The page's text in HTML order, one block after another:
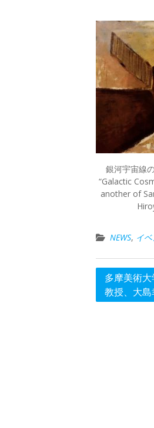
銀河宇宙線
“Galactic
another of
NEWS, イ
投
稿
多摩美術
教授、大